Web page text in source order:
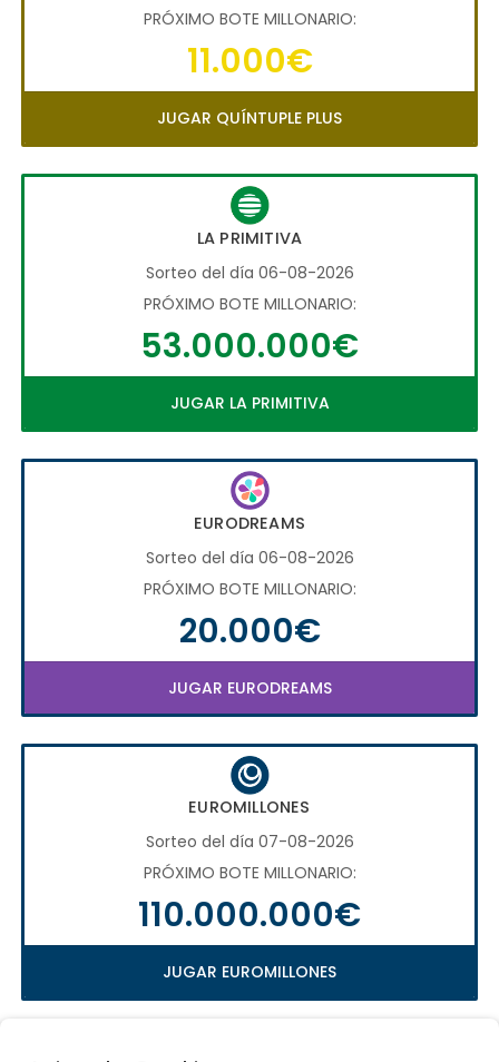
PRÓXIMO BOTE MILLONARIO:
11.000€
JUGAR QUÍNTUPLE PLUS
LA PRIMITIVA
Sorteo del día 06-08-2026
PRÓXIMO BOTE MILLONARIO:
53.000.000€
JUGAR LA PRIMITIVA
EURODREAMS
Sorteo del día 06-08-2026
PRÓXIMO BOTE MILLONARIO:
20.000€
JUGAR EURODREAMS
EUROMILLONES
Sorteo del día 07-08-2026
PRÓXIMO BOTE MILLONARIO:
110.000.000€
JUGAR EUROMILLONES